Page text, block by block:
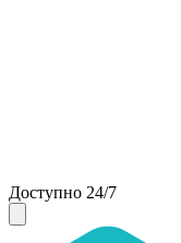
Доступно 24/7